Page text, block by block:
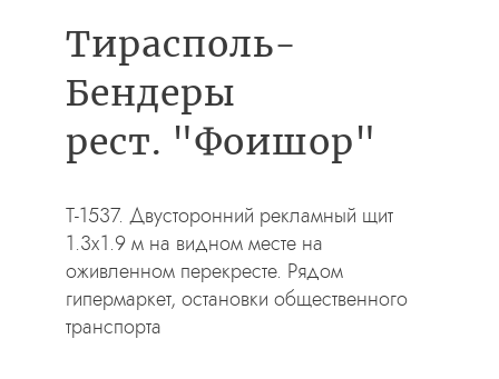
Тирасполь-
Бендеры
рест. "Фоишор"
Т-1537. Двусторонний рекламный щит
1.3х1.9 м на видном месте на
оживленном перекресте. Рядом
гипермаркет, остановки общественного
транспорта